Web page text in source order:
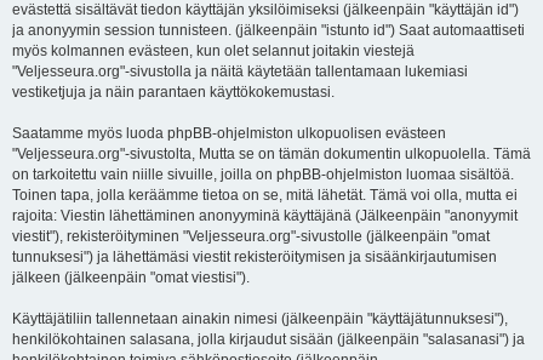
evästettä sisältävät tiedon käyttäjän yksilöimiseksi (jälkeenpäin "käyttäjän id")
ja anonyymin session tunnisteen. (jälkeenpäin "istunto id") Saat automaattiseti
myös kolmannen evästeen, kun olet selannut joitakin viestejä
"Veljesseura.org"-sivustolla ja näitä käytetään tallentamaan lukemiasi
vestiketjuja ja näin parantaen käyttökokemustasi.
Saatamme myös luoda phpBB-ohjelmiston ulkopuolisen evästeen
"Veljesseura.org"-sivustolta, Mutta se on tämän dokumentin ulkopuolella. Tämä
on tarkoitettu vain niille sivuille, joilla on phpBB-ohjelmiston luomaa sisältöä.
Toinen tapa, jolla keräämme tietoa on se, mitä lähetät. Tämä voi olla, mutta ei
rajoita: Viestin lähettäminen anonyyminä käyttäjänä (Jälkeenpäin "anonyymit
viestit"), rekisteröityminen "Veljesseura.org"-sivustolle (jälkeenpäin "omat
tunnuksesi") ja lähettämäsi viestit rekisteröitymisen ja sisäänkirjautumisen
jälkeen (jälkeenpäin "omat viestisi").
Käyttäjätiliin tallennetaan ainakin nimesi (jälkeenpäin "käyttäjätunnuksesi"),
henkilökohtainen salasana, jolla kirjaudut sisään (jälkeenpäin "salasanasi") ja